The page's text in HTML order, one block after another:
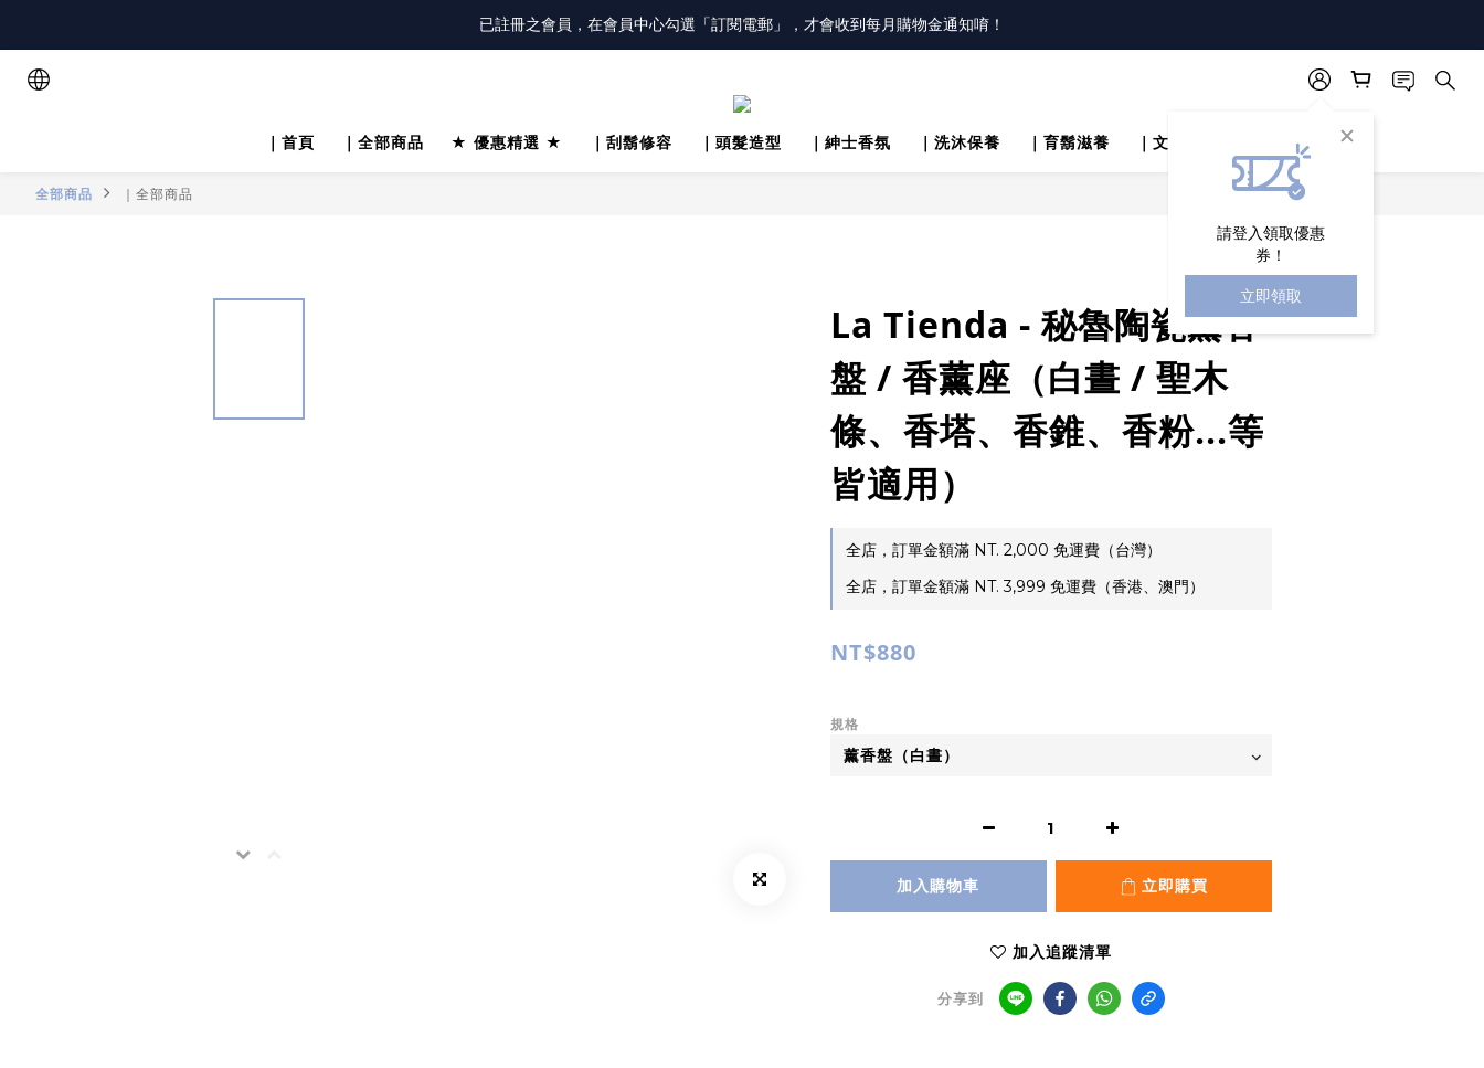
註冊會員「送100元購物金」，同時勾選「接收優惠通知」，還有每月購物金唷！
註冊會員「送100元購物金」，同時勾選「接收優惠通知」，還有每月購物金唷！
請登入領取優惠
券！
立即領取
｜首頁 ｜全部商品 ★ 優惠精選 ★ ｜刮鬍修容 ｜頭髮造型 ｜紳士香氛 ｜洗沐保養 ｜育鬍滋養 ｜文章分享
全部商品 ｜全部商品
La Tienda - 秘魯陶瓷薰香
盤 / 香薰座（白晝 / 聖木
條、香塔、香錐、香粉...等
皆適用）
全店，訂單金額滿 NT. 2,000 免運費（台灣）
全店，訂單金額滿 NT. 3,999 免運費（香港、澳門）
NT$880
規格
加入購物車 立即購買
加入追蹤清單
分享到